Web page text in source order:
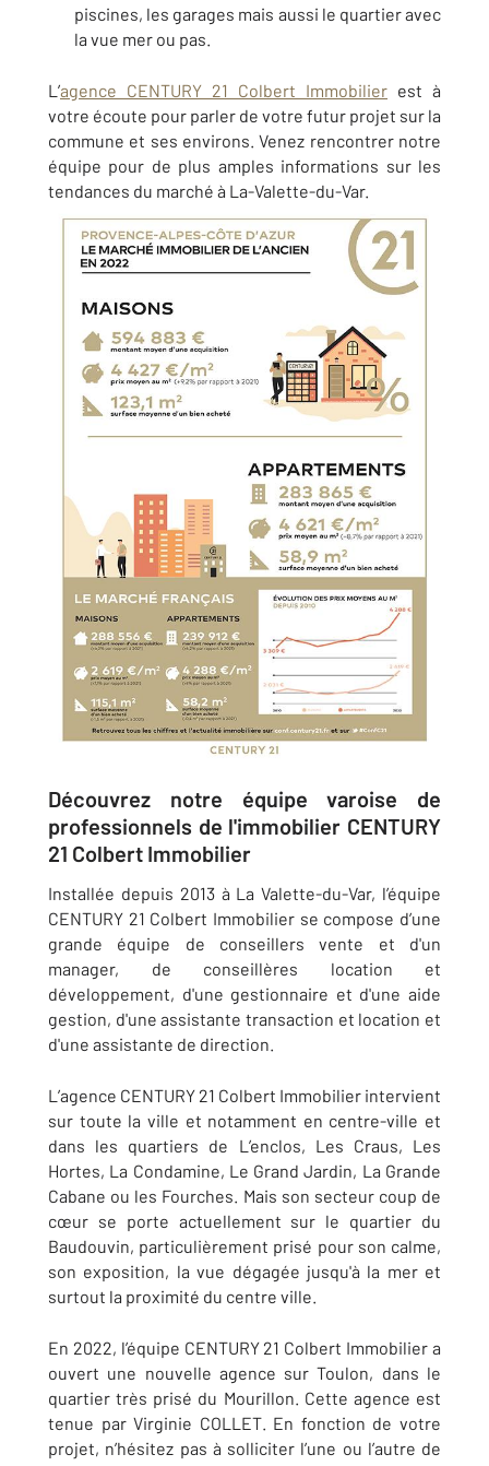
piscines, les garages mais aussi le quartier avec
la vue mer ou pas.
L’agence CENTURY 21 Colbert Immobilier est à
votre écoute pour parler de votre futur projet sur la
commune et ses environs. Venez rencontrer notre
équipe pour de plus amples informations sur les
tendances du marché à La-Valette-du-Var.
Découvrez notre équipe varoise de
professionnels de l'immobilier CENTURY
21 Colbert Immobilier
Installée depuis 2013 à La Valette-du-Var, l’équipe
CENTURY 21 Colbert Immobilier se compose d’une
grande équipe de conseillers vente et d'un
manager, de conseillères location et
développement, d'une gestionnaire et d'une aide
gestion, d'une assistante transaction et location et
d'une assistante de direction.
L’agence CENTURY 21 Colbert Immobilier intervient
sur toute la ville et notamment en centre-ville et
dans les quartiers de L’enclos, Les Craus, Les
Hortes, La Condamine, Le Grand Jardin, La Grande
Cabane ou les Fourches. Mais son secteur coup de
cœur se porte actuellement sur le quartier du
Baudouvin, particulièrement prisé pour son calme,
son exposition, la vue dégagée jusqu'à la mer et
surtout la proximité du centre ville.
En 2022, l’équipe CENTURY 21 Colbert Immobilier a
ouvert une nouvelle agence sur Toulon, dans le
quartier très prisé du Mourillon. Cette agence est
tenue par Virginie COLLET. En fonction de votre
projet, n’hésitez pas à solliciter l’une ou l’autre de